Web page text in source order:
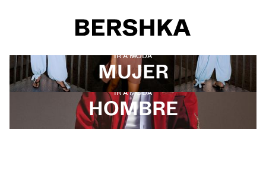
Selección de género
IR A MODA
MUJER
IR A MODA
HOMBRE